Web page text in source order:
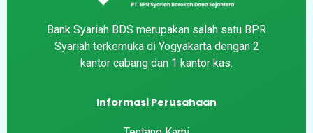
Bank Syariah BDS merupakan salah satu BPR
Syariah terkemuka di Yogyakarta dengan 2
kantor cabang dan 1 kantor kas.
Informasi Perusahaan